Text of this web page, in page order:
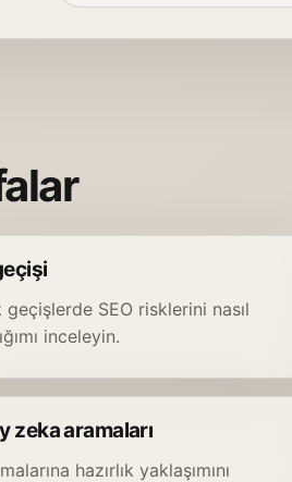
geçişlerde SEO risklerini nasıl
inceleyin.
zeka aramaları
hazırlık yaklaşımını